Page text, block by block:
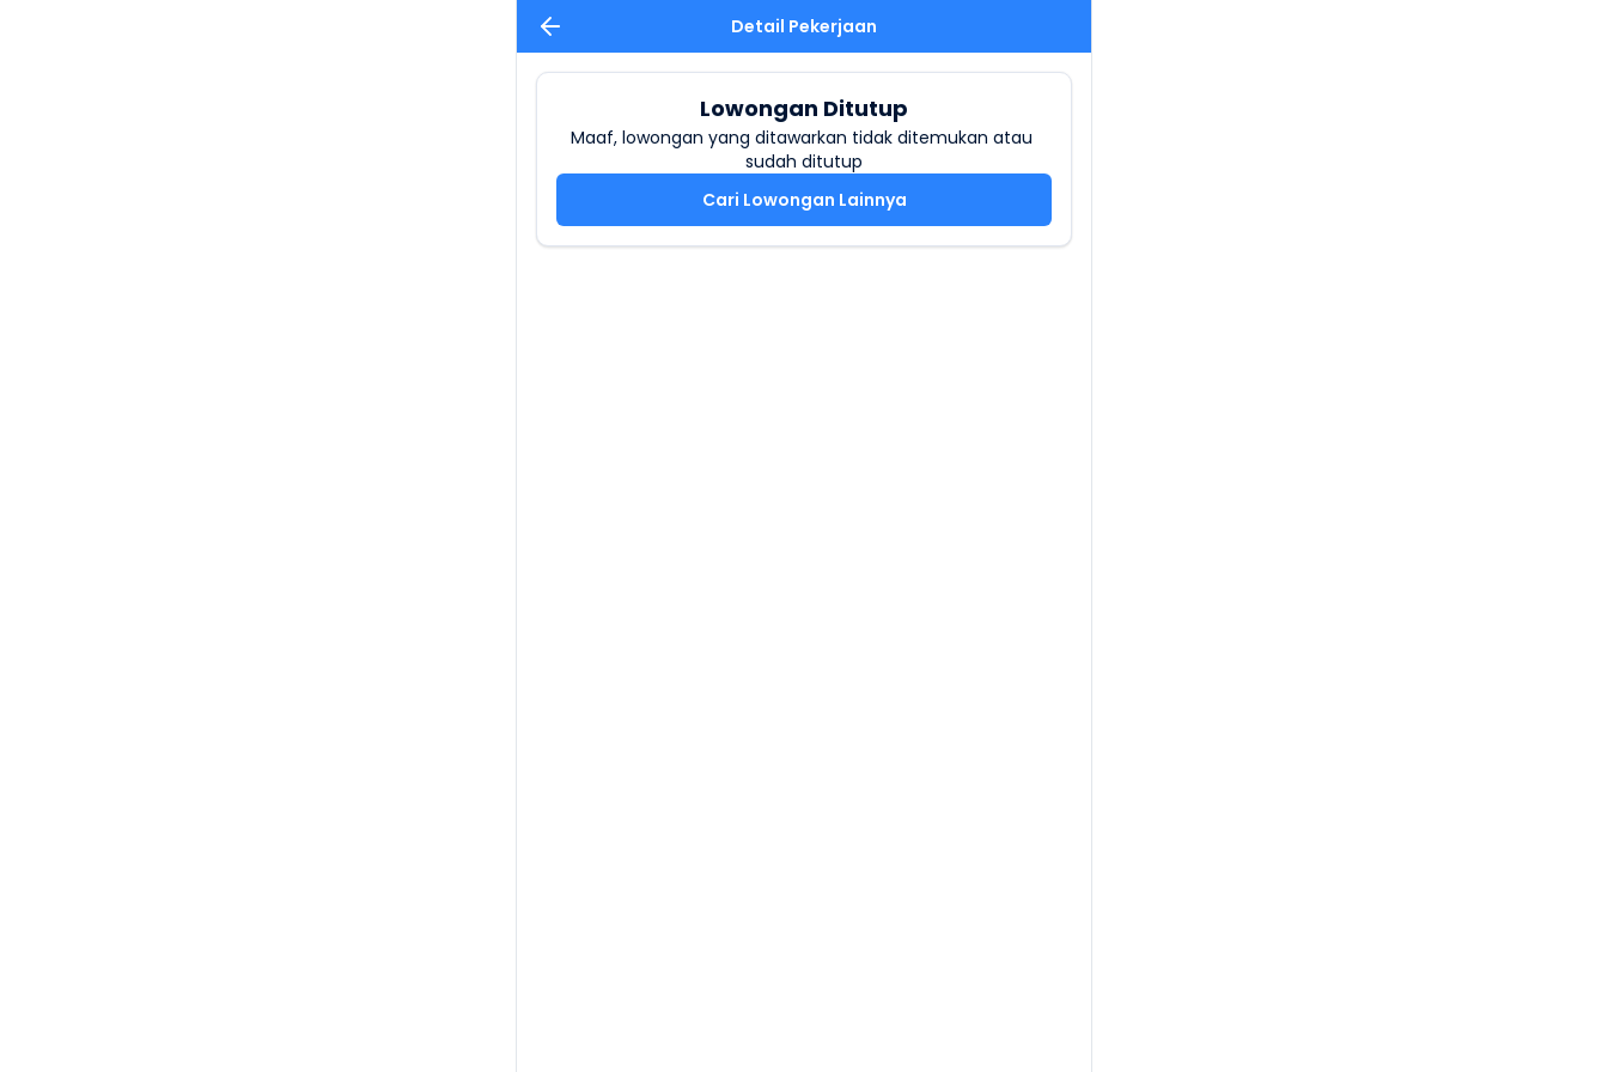
Detail Pekerjaan
Lowongan Ditutup
Maaf, lowongan yang ditawarkan tidak ditemukan atau
sudah ditutup
Cari Lowongan Lainnya